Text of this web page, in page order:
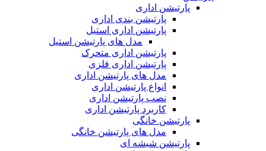
پارتیشن اداری
پارتیشن بندی اداری
پارتیشن اداری استیل
مدل های پارتیشن استیل
پارتیشن اداری متحرک
پارتیشن اداری فلزی
مدل های پارتیشن اداری
انواع پارتیشن اداری
نصب پارتیشن اداری
کاربرد پارتیشن اداری
پارتیشن خانگی
مدل های پارتیشن خانگی
پارتیشن شیشه ای